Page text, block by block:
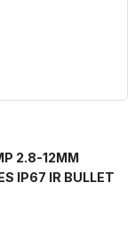
2.8-12MM
IP67 IR BULLET